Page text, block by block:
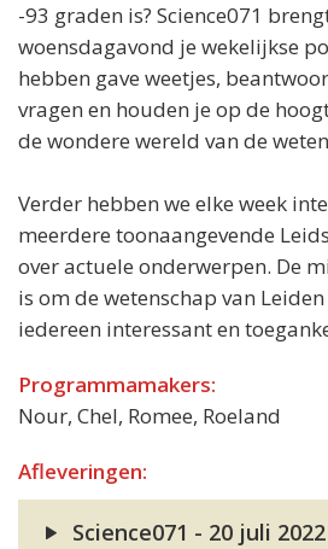
-93 graden is? Science071
woensdagavond je wekelijkse
hebben gave weetjes,
vragen en houden je op de
de wondere wereld van de
Verder hebben we elke week
meerdere toonaangevende
over actuele onderwerpen. De
is om de wetenschap van
iedereen interessant en
Programmamakers:
Nour, Chel, Romee, Roeland
Afleveringen:
Science071 - 20 juli 2022